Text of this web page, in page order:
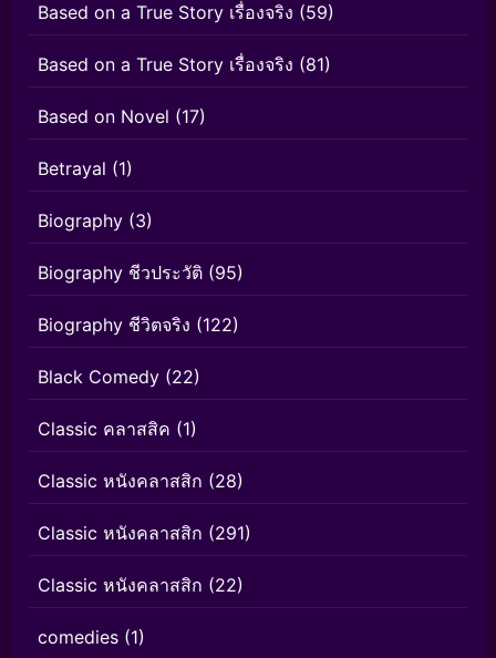
Based on a True Story เรื่องจริง (59)
Based on a True Story เรื่องจริง (81)
Based on Novel (17)
Betrayal (1)
Biography (3)
Biography ชีวประวัติ (95)
Biography ชีวิตจริง (122)
Black Comedy (22)
Classic คลาสสิค (1)
Classic หนังคลาสสิก (28)
Classic หนังคลาสสิก (291)
Classic หนังคลาสสิก (22)
comedies (1)